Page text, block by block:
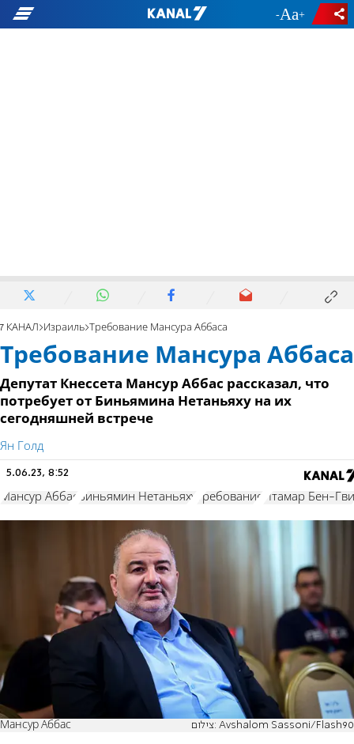
- +
7 КАНАЛ Израиль Требование Мансура Аббаса
Требование Мансура Аббаса
Депутат Кнессета Мансур Аббас рассказал, что
потребует от Биньямина Нетаньяху на их
сегодняшней встрече
Ян Голд
5.06.23, 8:52
Мансур Аббас Биньямин Нетаньяху требование Итамар Бен-
Мансур Аббас צילום: Avshalom Sassoni/Flash90